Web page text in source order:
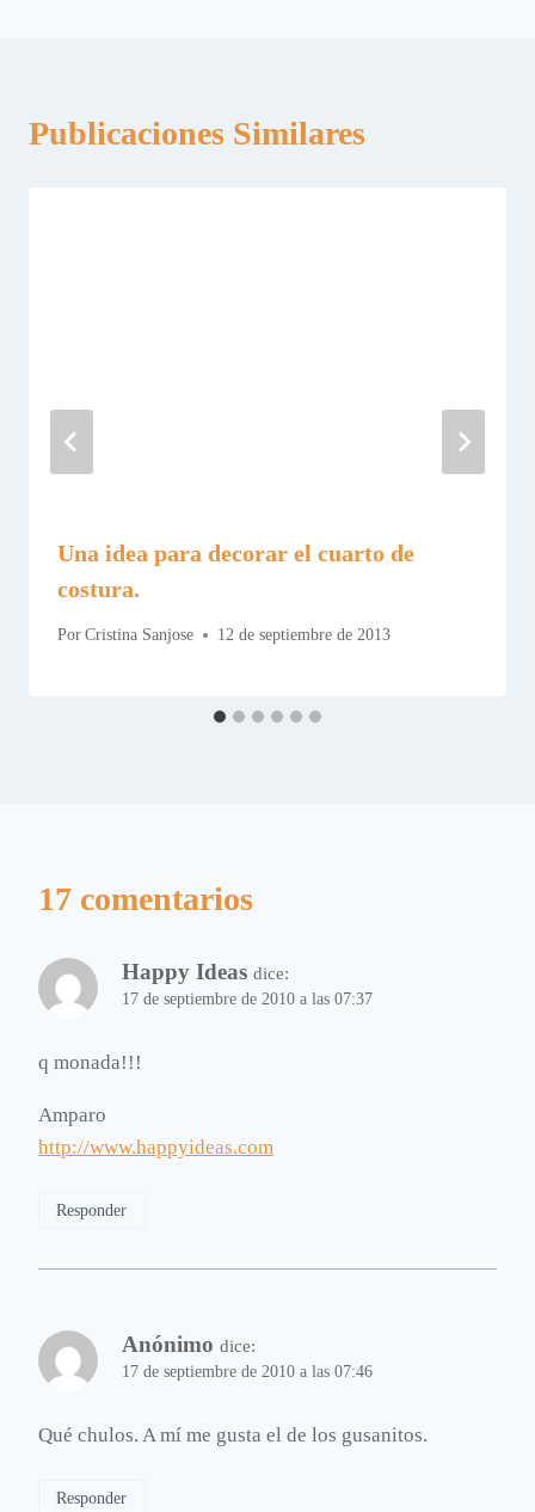
Publicaciones Similares
Una idea para decorar el cuarto de
costura.
Por Cristina Sanjose 12 de septiembre de 2013
17 comentarios
Happy Ideas dice:
17 de septiembre de 2010 a las 07:37
q monada!!!
Amparo
http://www.happyideas.com
Responder
Anónimo dice:
17 de septiembre de 2010 a las 07:46
Qué chulos. A mí me gusta el de los gusanitos.
Responder